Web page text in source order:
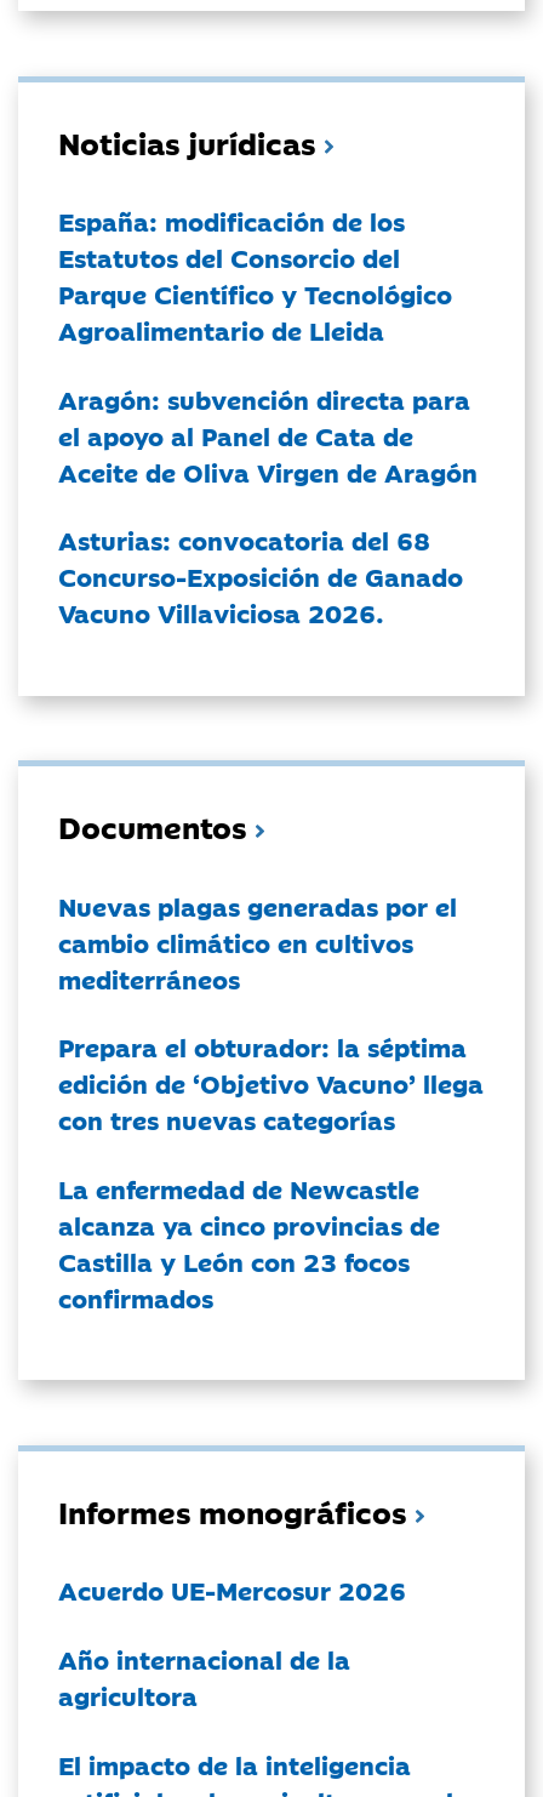
Noticias jurídicas
España: modificación de los
Estatutos del Consorcio del
Parque Científico y Tecnológico
Agroalimentario de Lleida
Aragón: subvención directa para
el apoyo al Panel de Cata de
Aceite de Oliva Virgen de Aragón
Asturias: convocatoria del 68
Concurso-Exposición de Ganado
Vacuno Villaviciosa 2026.
Documentos
Nuevas plagas generadas por el
cambio climático en cultivos
mediterráneos
Prepara el obturador: la séptima
edición de ‘Objetivo Vacuno’ llega
con tres nuevas categorías
La enfermedad de Newcastle
alcanza ya cinco provincias de
Castilla y León con 23 focos
confirmados
Informes monográficos
Acuerdo UE-Mercosur 2026
Año internacional de la
agricultora
El impacto de la inteligencia